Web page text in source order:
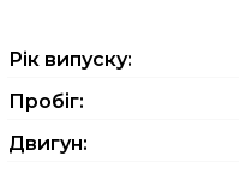
Рiк випуску:
Пробіг:
Двигун: